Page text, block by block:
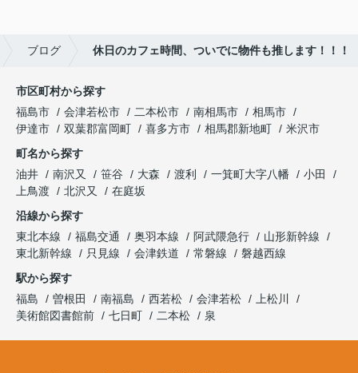
ブログ 休日のカフェ時間、ついでに物件も推します！！！
市区町村から探す
福島市
会津若松市 二本松市 南相馬市
相馬市
伊達市
双葉郡富岡町 喜多方市 相馬郡新地町
米沢市
町名から探す
油井
南沢又 笹谷 大森 渡利 一箕町大字八幡
小田
上鳥渡
北沢又
在庭坂
沿線から探す
東北本線
福島交通 奥羽本線 阿武隈急行
山形新幹線
東北新幹線
只見線 会津鉄道 常磐線
磐越西線
駅から探す
福島
曽根田 南福島 西若松 会津若松
上松川
美術館図書館前
七日町 二本松 泉